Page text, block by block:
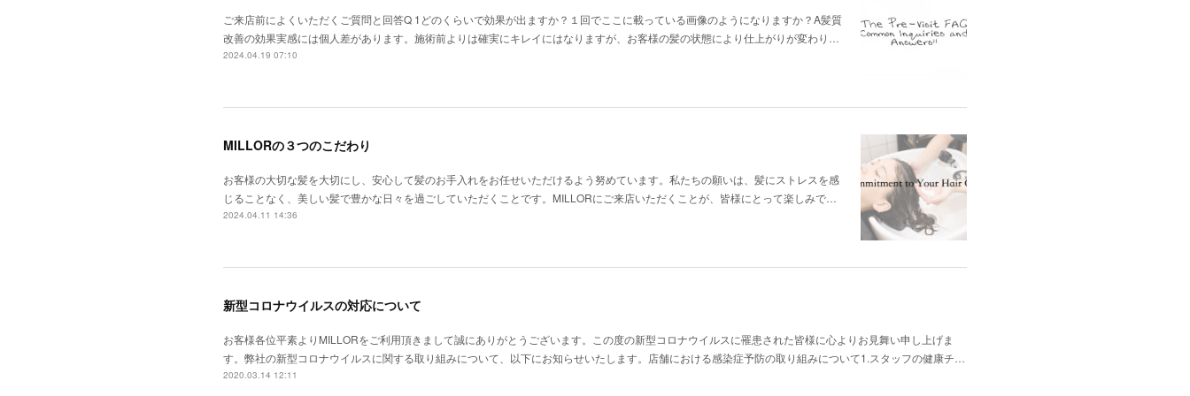
ご来店前によくいただくご質問と回答Q 1どのくらいで効果が出ますか？１回でここに載っている画像のようになりますか？A髪質
改善の効果実感には個人差があります。施術前よりは確実にキレイにはなりますが、お客様の髪の状態により仕上がりが変わり…
2024.04.19 07:10
MILLORの３つのこだわり
お客様の大切な髪を大切にし、安心して髪のお手入れをお任せいただけるよう努めています。私たちの願いは、髪にストレスを感
じることなく、美しい髪で豊かな日々を過ごしていただくことです。MILLORにご来店いただくことが、皆様にとって楽しみで…
2024.04.11 14:36
新型コロナウイルスの対応について
お客様各位平素よりMILLORをご利用頂きまして誠にありがとうございます。この度の新型コロナウイルスに罹患された皆様に心よりお見舞い申し上げま
す。弊社の新型コロナウイルスに関する取り組みについて、以下にお知らせいたします。店舗における感染症予防の取り組みについて1.スタッフの健康チ…
2020.03.14 12:11